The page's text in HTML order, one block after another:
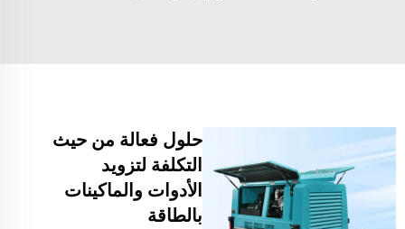
حلول فعالة من حيث
التكلفة لتزويد
الأدوات والماكينات
بالطاقة